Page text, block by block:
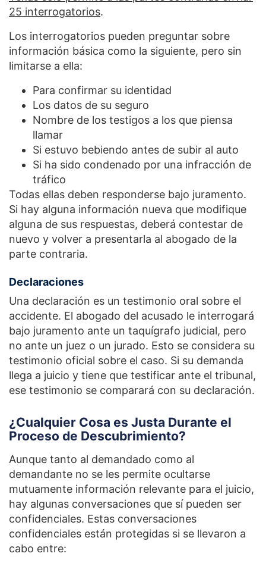
25 interrogatorios.
Los interrogatorios pueden preguntar sobre
información básica como la siguiente, pero sin
limitarse a ella:
Para confirmar su identidad
Los datos de su seguro
Nombre de los testigos a los que piensa
llamar
Si estuvo bebiendo antes de subir al auto
Si ha sido condenado por una infracción de
tráfico
Todas ellas deben responderse bajo juramento.
Si hay alguna información nueva que modifique
alguna de sus respuestas, deberá contestar de
nuevo y volver a presentarla al abogado de la
parte contraria.
Declaraciones
Una declaración es un testimonio oral sobre el
accidente. El abogado del acusado le interrogará
bajo juramento ante un taquígrafo judicial, pero
no ante un juez o un jurado. Esto se considera su
testimonio oficial sobre el caso. Si su demanda
llega a juicio y tiene que testificar ante el tribunal,
ese testimonio se comparará con su declaración.
¿Cualquier Cosa es Justa Durante el
Proceso de Descubrimiento?
Aunque tanto al demandado como al
demandante no se les permite ocultarse
mutuamente información relevante para el juicio,
hay algunas conversaciones que sí pueden ser
confidenciales. Estas conversaciones
confidenciales están protegidas si se llevaron a
cabo entre: